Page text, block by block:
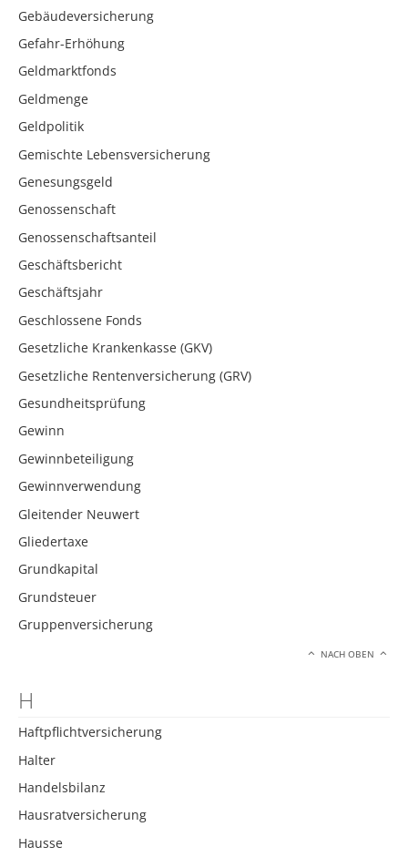
Gebäudeversicherung
Gefahr-Erhöhung
Geldmarktfonds
Geldmenge
Geldpolitik
Gemischte Lebensversicherung
Genesungsgeld
Genossenschaft
Genossenschaftsanteil
Geschäftsbericht
Geschäftsjahr
Geschlossene Fonds
Gesetzliche Krankenkasse (GKV)
Gesetzliche Rentenversicherung (GRV)
Gesundheitsprüfung
Gewinn
Gewinnbeteiligung
Gewinnverwendung
Gleitender Neuwert
Gliedertaxe
Grundkapital
Grundsteuer
Gruppenversicherung
NACH OBEN
H
Haftpflichtversicherung
Halter
Handelsbilanz
Hausratversicherung
Hausse